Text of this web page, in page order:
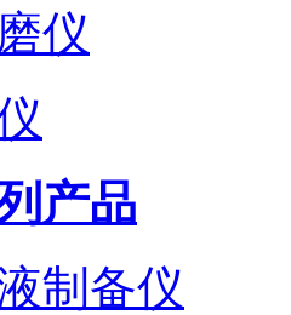
仪
产品
制备仪